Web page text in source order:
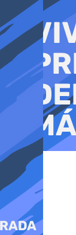
al
contenido